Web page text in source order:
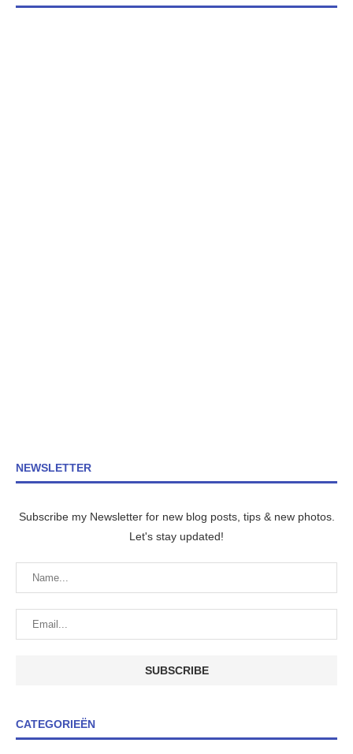
NEWSLETTER
Subscribe my Newsletter for new blog posts, tips & new photos.
Let's stay updated!
CATEGORIEËN